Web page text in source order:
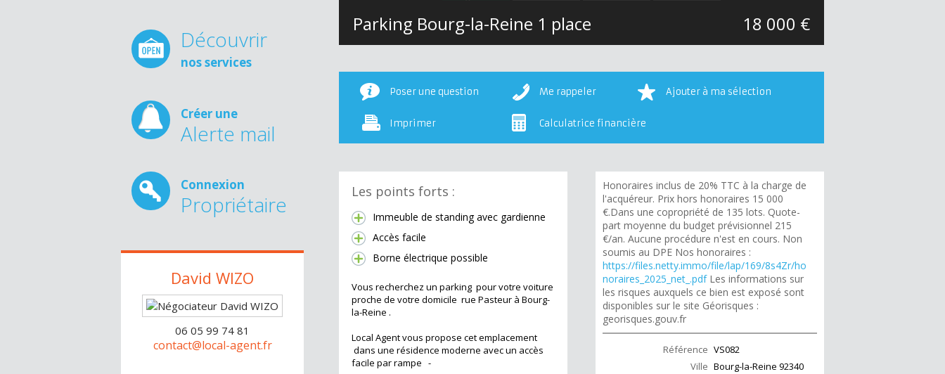
Découvrir
nos services
Créer une
Alerte mail
Connexion
Propriétaire
David WIZO
06 05 99 74 81
contact@local-agent.fr
Parking Bourg-la-Reine 1 place 18 000 €
Poser une question Me rappeler Ajouter à ma sélection
Imprimer Calculatrice financière
Les points forts :
Immeuble de standing avec gardienne
Accès facile
Borne électrique possible
Vous recherchez un parking pour votre voiture
proche de votre domicile rue Pasteur à Bourg-
la-Reine .
Local Agent vous propose cet emplacement
dans une résidence moderne avec un accès
facile par rampe -
Honoraires inclus de 20% TTC à la charge de
l'acquéreur. Prix hors honoraires 15 000
€.Dans une copropriété de 135 lots. Quote-
part moyenne du budget prévisionnel 215
€/an. Aucune procédure n'est en cours. Non
soumis au DPE Nos honoraires :
https://files.netty.immo/file/lap/169/8s4Zr/ho
noraires_2025_net_.pdfLes informations sur
les risques auxquels ce bien est exposé sont
disponibles sur le site Géorisques :
georisques.gouv.fr
Référence VS082
Ville Bourg-la-Reine 92340